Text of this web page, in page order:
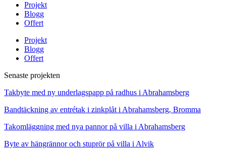
Projekt
Blogg
Offert
Projekt
Blogg
Offert
Senaste projekten
Takbyte med ny underlagspapp på radhus i Abrahamsberg
Bandtäckning av entrétak i zinkplåt i Abrahamsberg, Bromma
Takomläggning med nya pannor på villa i Abrahamsberg
Byte av hängrännor och stuprör på villa i Alvik